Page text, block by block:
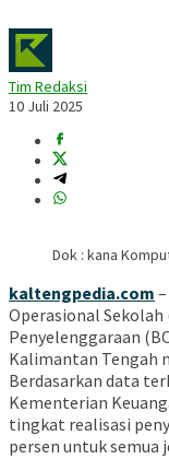
Tim Redaksi
10 Juli 2025
Dok : kana
kaltengpedia.com
Operasional Sekolah
Penyelenggaraan
Kalimantan Tengah
Berdasarkan data
Kementerian
tingkat realisasi
persen untuk semua